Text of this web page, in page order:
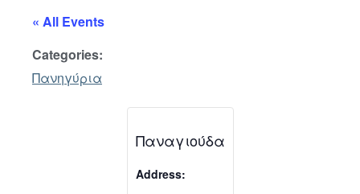
Categories:
Πανηγύρια
« All Events
Παναγιούδα
Address: